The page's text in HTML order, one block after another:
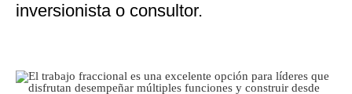
inversionista o consultor.